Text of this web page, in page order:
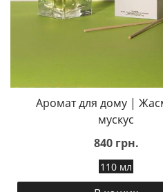
Аромат для дому |
мускус
840 грн.
110 мл